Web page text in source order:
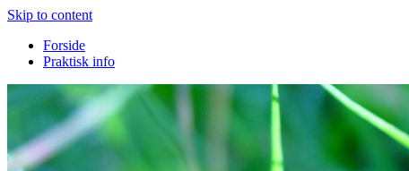
Skip to content
Forside
Praktisk info